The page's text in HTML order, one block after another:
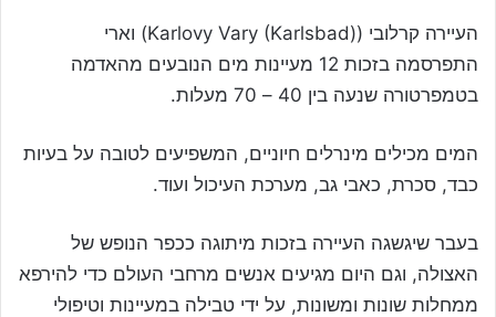
העיירה קרלובי (Karlovy Vary (Karlsbad)) וארי
התפרסמה בזכות 12 מעיינות מים הנובעים מהאדמה
בטמפרטורה שנעה בין 40 – 70 מעלות.
המים מכילים מינרלים חיוניים, המשפיעים לטובה על בעיות
כבד, סכרת, כאבי גב, מערכת העיכול ועוד.
בעבר שיגשגה העיירה בזכות מיתוגה ככפר הנופש של
האצולה, וגם היום מגיעים אנשים מרחבי העולם כדי להירפא
ממחלות שונות ומשונות, על ידי טבילה במעיינות וטיפולי